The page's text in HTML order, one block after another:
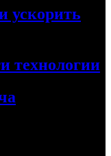
ускорить
технологии